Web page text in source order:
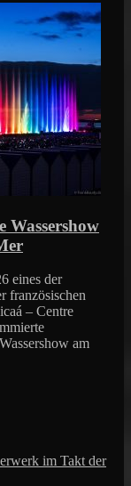
Wassershow
eines der
französischen
– Centre
am
im Takt der